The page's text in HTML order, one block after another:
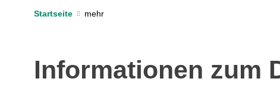
Startseite
Informationen zum